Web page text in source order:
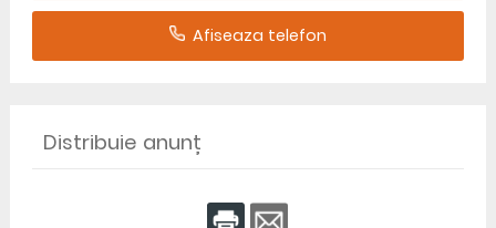
Afiseaza telefon
Distribuie anunț